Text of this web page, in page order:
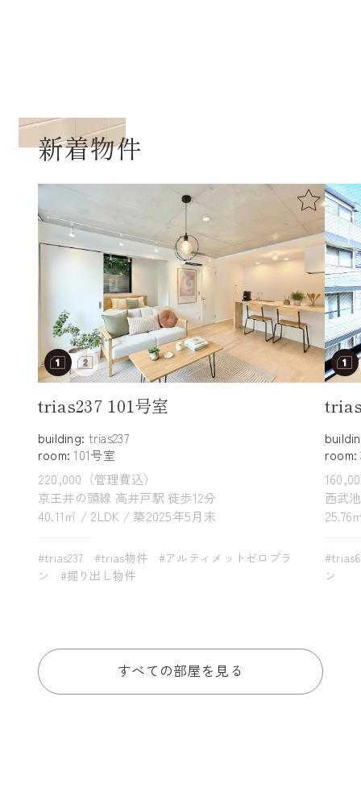
新着物件
trias237 101号室
building: trias237
room: 101号室
220,000（管理費込）
京王井の頭線 高井戸駅 徒歩12分
40.11㎡ / 2LDK / 築2025年5月末
#trias237 #trias物件
#アルティメットゼロプラ
ン
#掘り出し物件
room:
西武
25.76
ン
すべての部屋を見る